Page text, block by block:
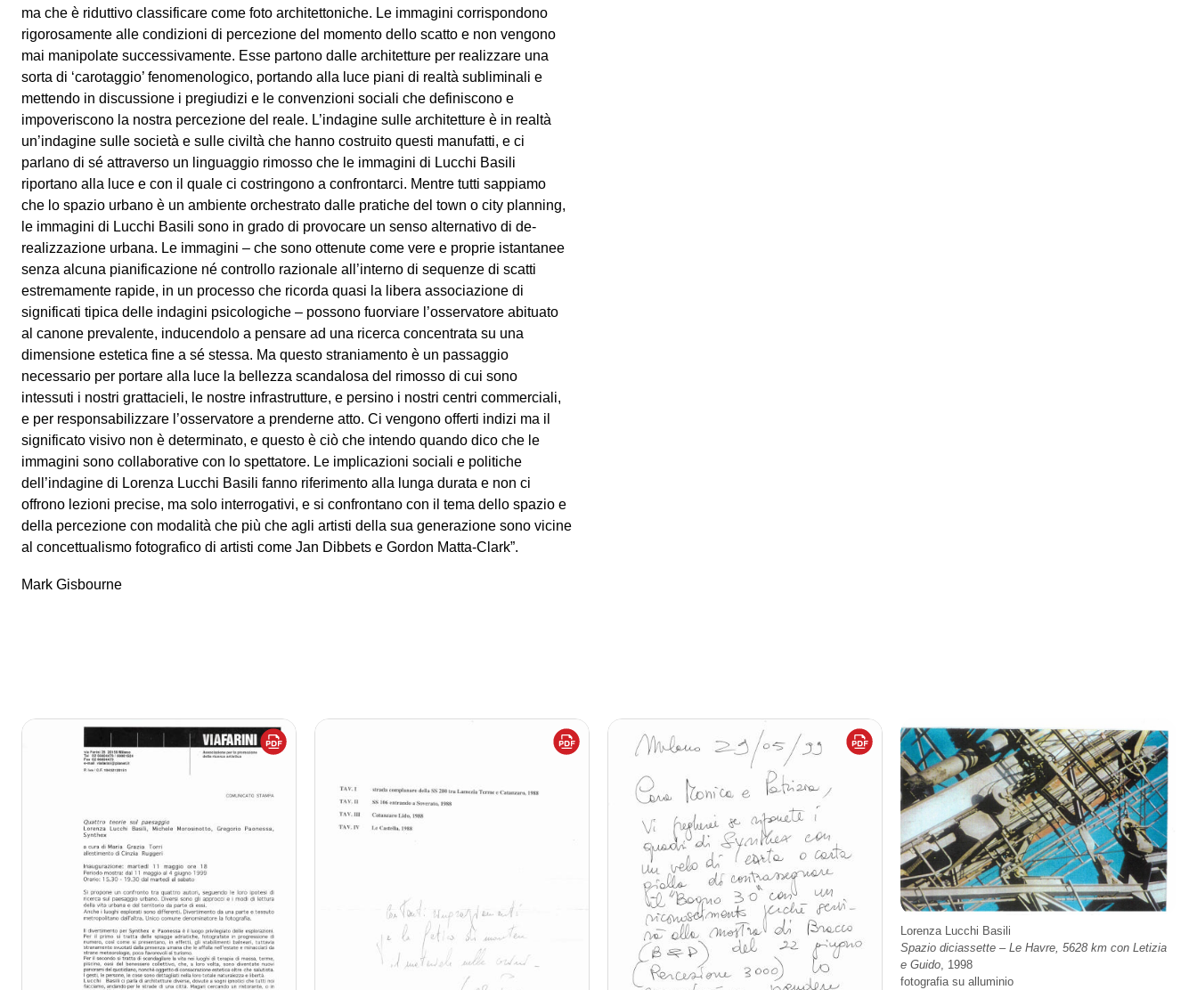
ma che è riduttivo classificare come foto architettoniche. Le immagini corrispondono
rigorosamente alle condizioni di percezione del momento dello scatto e non vengono
mai manipolate successivamente. Esse partono dalle architetture per realizzare una
sorta di ‘carotaggio’ fenomenologico, portando alla luce piani di realtà subliminali e
mettendo in discussione i pregiudizi e le convenzioni sociali che definiscono e
impoveriscono la nostra percezione del reale. L’indagine sulle architetture è in realtà
un’indagine sulle società e sulle civiltà che hanno costruito questi manufatti, e ci
parlano di sé attraverso un linguaggio rimosso che le immagini di Lucchi Basili
riportano alla luce e con il quale ci costringono a confrontarci. Mentre tutti sappiamo
che lo spazio urbano è un ambiente orchestrato dalle pratiche del town o city planning,
le immagini di Lucchi Basili sono in grado di provocare un senso alternativo di de-
realizzazione urbana. Le immagini – che sono ottenute come vere e proprie istantanee
senza alcuna pianificazione né controllo razionale all’interno di sequenze di scatti
estremamente rapide, in un processo che ricorda quasi la libera associazione di
significati tipica delle indagini psicologiche – possono fuorviare l’osservatore abituato
al canone prevalente, inducendolo a pensare ad una ricerca concentrata su una
dimensione estetica fine a sé stessa. Ma questo straniamento è un passaggio
necessario per portare alla luce la bellezza scandalosa del rimosso di cui sono
intessuti i nostri grattacieli, le nostre infrastrutture, e persino i nostri centri commerciali,
e per responsabilizzare l’osservatore a prenderne atto. Ci vengono offerti indizi ma il
significato visivo non è determinato, e questo è ciò che intendo quando dico che le
immagini sono collaborative con lo spettatore. Le implicazioni sociali e politiche
dell’indagine di Lorenza Lucchi Basili fanno riferimento alla lunga durata e non ci
offrono lezioni precise, ma solo interrogativi, e si confrontano con il tema dello spazio e
della percezione con modalità che più che agli artisti della sua generazione sono vicine
al concettualismo fotografico di artisti come Jan Dibbets e Gordon Matta-Clark”.
Mark Gisbourne
Lorenza Lucchi Basili
Spazio diciassette – Le Havre, 5628 km con Letizia
e Guido, 1998
fotografia su alluminio